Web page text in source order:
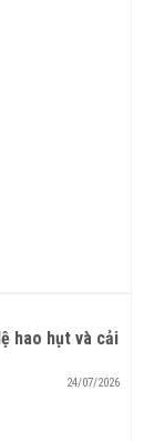
hao hụt và cải
24/07/2026